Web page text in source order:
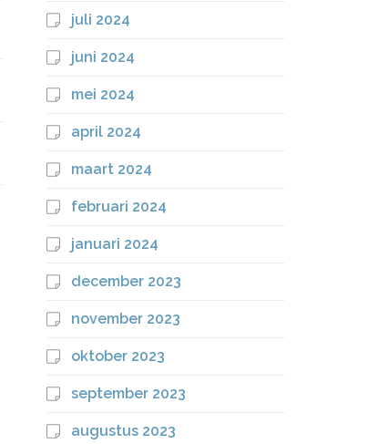
juli 2024
juni 2024
mei 2024
april 2024
maart 2024
februari 2024
januari 2024
december 2023
november 2023
oktober 2023
september 2023
augustus 2023